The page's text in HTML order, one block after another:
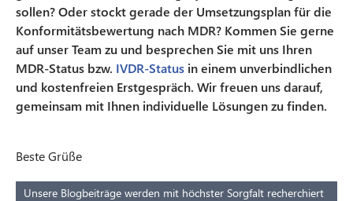
sollen? Oder stockt gerade der Umsetzungsplan für die
Konformitätsbewertung nach MDR? Kommen Sie gerne
auf unser Team zu und besprechen Sie mit uns Ihren
MDR-Status bzw. IVDR-Status in einem unverbindlichen
und kostenfreien Erstgespräch. Wir freuen uns darauf,
gemeinsam mit Ihnen individuelle Lösungen zu finden.
Beste Grüße
Unsere Blogbeiträge werden mit höchster Sorgfalt recherchiert